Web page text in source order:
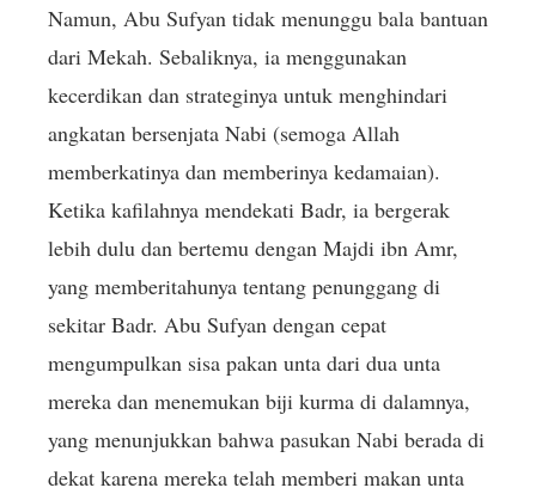
Namun, Abu Sufyan tidak menunggu bala bantuan
dari Mekah. Sebaliknya, ia menggunakan
kecerdikan dan strateginya untuk menghindari
angkatan bersenjata Nabi (semoga Allah
memberkatinya dan memberinya kedamaian).
Ketika kafilahnya mendekati Badr, ia bergerak
lebih dulu dan bertemu dengan Majdi ibn Amr,
yang memberitahunya tentang penunggang di
sekitar Badr. Abu Sufyan dengan cepat
mengumpulkan sisa pakan unta dari dua unta
mereka dan menemukan biji kurma di dalamnya,
yang menunjukkan bahwa pasukan Nabi berada di
dekat karena mereka telah memberi makan unta